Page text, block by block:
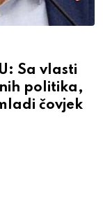
Sa vlasti
politika,
čovjek